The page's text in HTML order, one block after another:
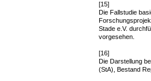
[15]
Die Fallstudie
Stade e.V.
vorgesehen.
[16]
Die Darstellung
(StA), Bestand